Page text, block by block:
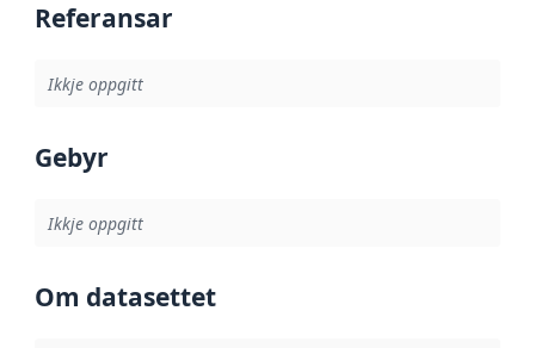
Referansar
Ikkje oppgitt
Gebyr
Ikkje oppgitt
Om datasettet